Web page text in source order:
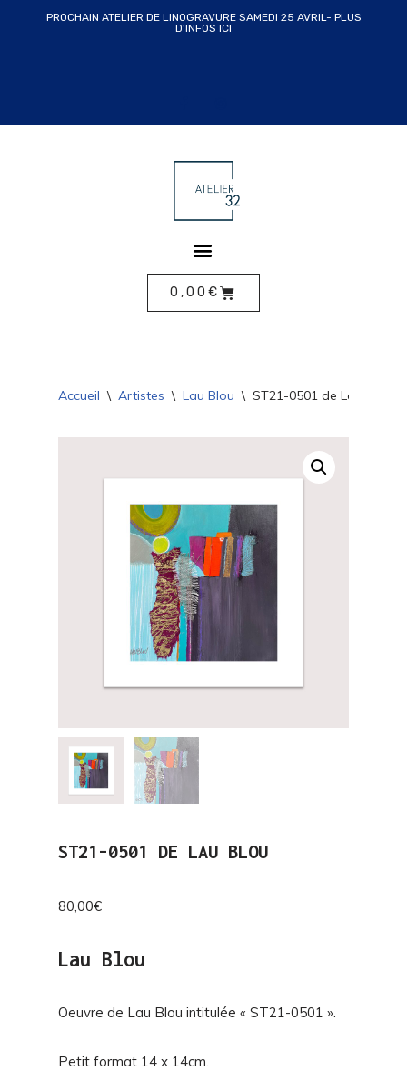
PROCHAIN ATELIER DE LINOGRAVURE SAMEDI 25 AVRIL- PLUS
D'INFOS ICI
0,00 €
Accueil \ Artistes \ Lau Blou \ ST21-0501 de Lau Blou
ST21-0501 DE LAU BLOU
80,00€
Lau Blou
Oeuvre de Lau Blou intitulée « ST21-0501 ».
Petit format 14 x 14cm.